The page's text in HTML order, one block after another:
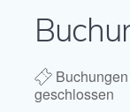
Buchungen
geschlossen